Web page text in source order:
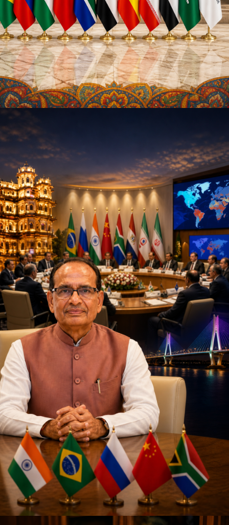
Web Story
यह सम्मेलन 9 से 13 जून
तक दो चरणों में आयोजित
होगा, जिसमें प...
यह सम्मेलन 9 से 13 जून तक दो चरणों में आयोजित होगा,
जिसमें पहले अधिकारियों और बाद में कृषि मंत्रियों की बैठकें
होंगी।